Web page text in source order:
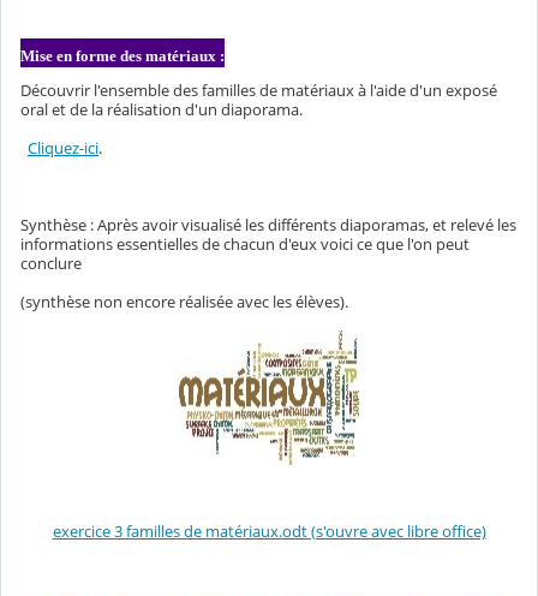
Mise en forme des matériaux :
Découvrir l'ensemble des familles de matériaux à l'aide d'un exposé
oral et de la réalisation d'un diaporama.
Cliquez-ici.
Synthèse : Après avoir visualisé les différents diaporamas, et relevé les
informations essentielles de chacun d'eux voici ce que l'on peut
conclure
(synthèse non encore réalisée avec les élèves).
exercice 3 familles de matériaux.odt (s'ouvre avec libre office)